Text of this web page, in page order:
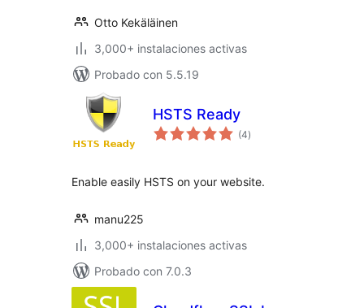
Otto Kekäläinen
3,000+ instalaciones activas
Probado con 5.5.19
HSTS Ready
(4total
de
)
Enable easily HSTS on your website.
manu225
3,000+ instalaciones activas
Probado con 7.0.3